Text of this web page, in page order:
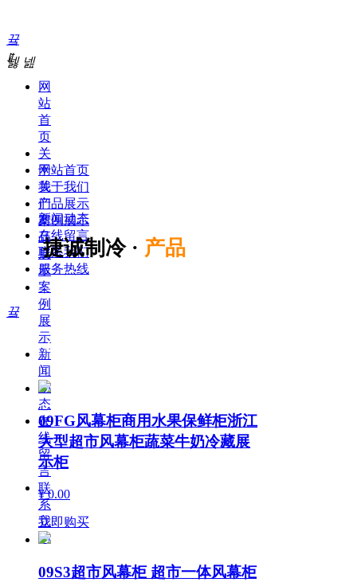
끀
ꁲ
网
站
首
页
关
于
我
们
产
品
展
示
案
例
展
示
新
闻
动
态
在
线
留
言
联
系
我
们
넳 넲
网站首页
关于我们
产品展示
案例展示
新闻动态
在线留言
联系我们
服务热线
捷诚制冷 · 产品
끀
产品分类
09FG风幕柜商用水果保鲜柜浙江
大型超市风幕柜蔬菜牛奶冷藏展
示柜
¥ 0.00
立即购买
09S3超市风幕柜 超市一体风幕柜